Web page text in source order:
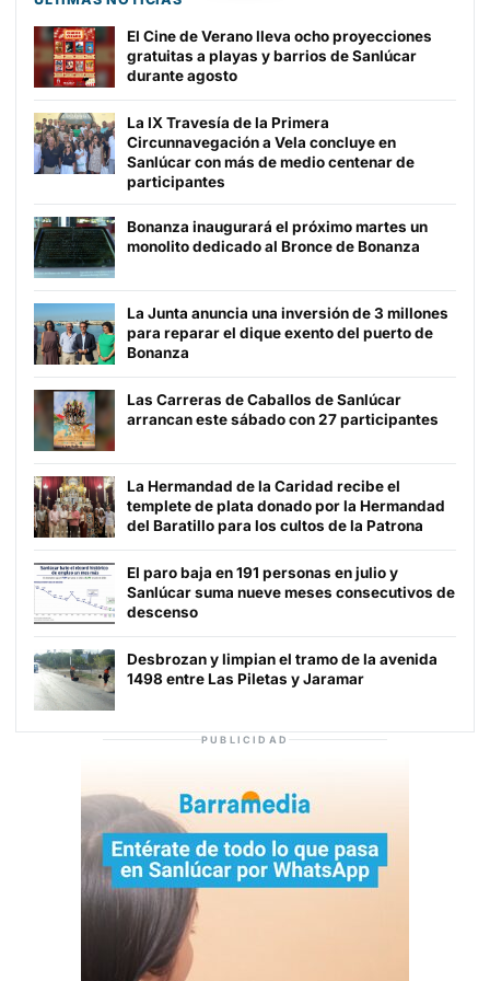
El Cine de Verano lleva ocho proyecciones
gratuitas a playas y barrios de Sanlúcar
durante agosto
La IX Travesía de la Primera
Circunnavegación a Vela concluye en
Sanlúcar con más de medio centenar de
participantes
Bonanza inaugurará el próximo martes un
monolito dedicado al Bronce de Bonanza
La Junta anuncia una inversión de 3 millones
para reparar el dique exento del puerto de
Bonanza
Las Carreras de Caballos de Sanlúcar
arrancan este sábado con 27 participantes
La Hermandad de la Caridad recibe el
templete de plata donado por la Hermandad
del Baratillo para los cultos de la Patrona
El paro baja en 191 personas en julio y
Sanlúcar suma nueve meses consecutivos de
descenso
Desbrozan y limpian el tramo de la avenida
1498 entre Las Piletas y Jaramar
PUBLICIDAD